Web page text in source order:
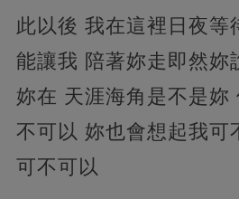
此以後 我在這裡日夜等
能讓我 陪著妳走即然妳
妳在 天涯海角是不是妳
不可以 妳也會想起我可
可不可以